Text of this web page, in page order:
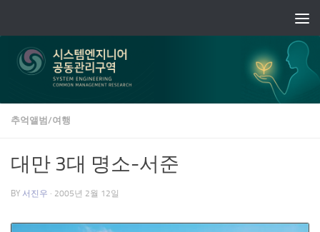
추억앨범/여행
대만 3대 명소-서준
BY 서진우 · 2005년 2월 12일